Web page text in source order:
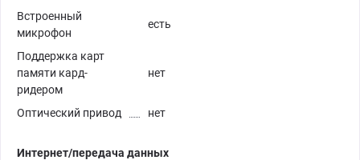
Встроенный
микрофон
есть
Поддержка карт
памяти кард-
ридером
нет
Оптический привод нет
Интернет/передача данных